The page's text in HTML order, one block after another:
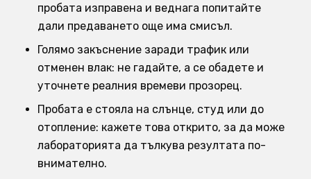
пробата изправена и веднага попитайте
дали предаването още има смисъл.
Голямо закъснение заради трафик или
отменен влак: не гадайте, а се обадете и
уточнете реалния времеви прозорец.
Пробата е стояла на слънце, студ или до
отопление: кажете това открито, за да може
лабораторията да тълкува резултата по-
внимателно.